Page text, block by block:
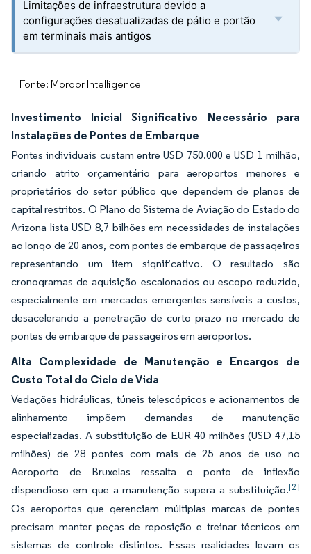
Limitações de infraestrutura devido a
configurações desatualizadas de pátio e portão
em terminais mais antigos
Fonte: Mordor Intelligence
Investimento Inicial Significativo Necessário para
Instalações de Pontes de Embarque
Pontes individuais custam entre USD 750.000 e USD 1 milhão,
criando atrito orçamentário para aeroportos menores e
proprietários do setor público que dependem de planos de
capital restritos. O Plano do Sistema de Aviação do Estado do
Arizona lista USD 8,7 bilhões em necessidades de instalações
ao longo de 20 anos, com pontes de embarque de passageiros
representando um item significativo. O resultado são
cronogramas de aquisição escalonados ou escopo reduzido,
especialmente em mercados emergentes sensíveis a custos,
desacelerando a penetração de curto prazo no mercado de
pontes de embarque de passageiros em aeroportos.
Alta Complexidade de Manutenção e Encargos de
Custo Total do Ciclo de Vida
Vedações hidráulicas, túneis telescópicos e acionamentos de
alinhamento impõem demandas de manutenção
especializadas. A substituição de EUR 40 milhões (USD 47,15
milhões) de 28 pontes com mais de 25 anos de uso no
Aeroporto de Bruxelas ressalta o ponto de inflexão
dispendioso em que a manutenção supera a substituição.[2]
Os aeroportos que gerenciam múltiplas marcas de pontes
precisam manter peças de reposição e treinar técnicos em
sistemas de controle distintos. Essas realidades levam os